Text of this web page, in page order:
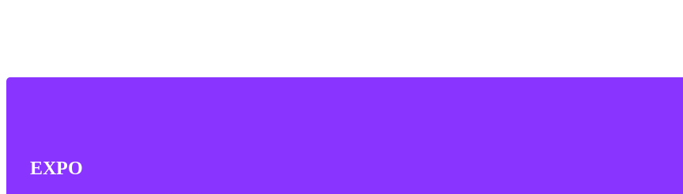
EXPO
Nouvelle ville,